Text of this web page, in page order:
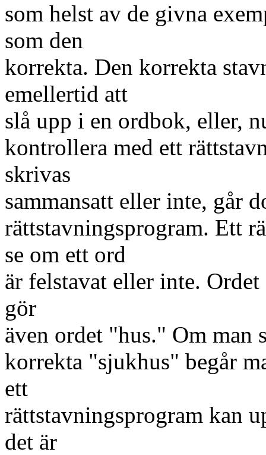
som helst av de givna
som den
korrekta. Den korrekta
emellertid att
slå upp i en ordbok, eller,
kontrollera med ett
skrivas
sammansatt eller inte, går
rättstavningsprogram. Ett
se om ett ord
är felstavat eller inte.
gör
även ordet "hus." Om
korrekta "sjukhus" begår
ett
rättstavningsprogram kan
det är